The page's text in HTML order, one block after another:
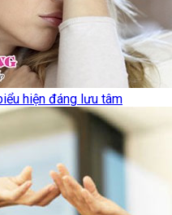
hiện đáng lưu tâm